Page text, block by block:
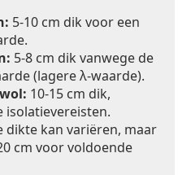
5-10 cm dik voor een
5-8 cm dik vanwege de
(lagere λ-waarde).
10-15 cm dik,
isolatievereisten.
dikte kan variëren, maar
cm voor voldoende